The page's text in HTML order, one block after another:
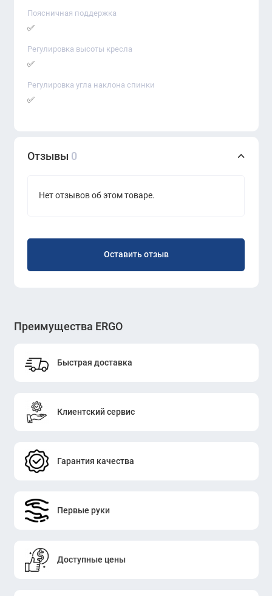
Поясничная поддержка
✅
Регулировка высоты кресла
✅
Регулировка угла наклона спинки
✅
Отзывы 0
Нет отзывов об этом товаре.
Оставить отзыв
Преимущества ERGO
Быстрая доставка
Клиентский сервис
Гарантия качества
Первые руки
Доступные цены